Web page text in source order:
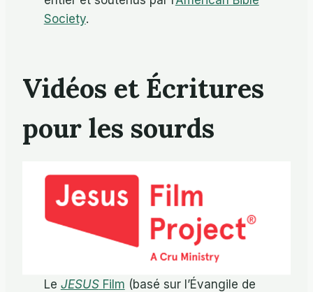
Society.
Vidéos et Écritures
pour les sourds
Le JESUSFilm (basé sur l’Évangile de